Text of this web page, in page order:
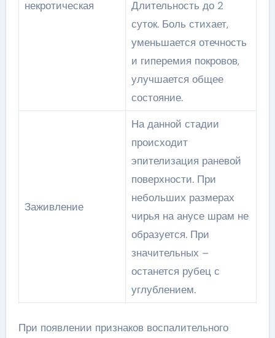
некротическая
Длительность до 2
суток. Боль стихает,
уменьшается отечность
и гиперемия покровов,
улучшается общее
состояние.
Заживление
На данной стадии
происходит
эпителизация раневой
поверхности. При
небольших размерах
чирья на анусе шрам не
образуется. При
значительных –
останется рубец с
углублением.
При появлении признаков воспалительного